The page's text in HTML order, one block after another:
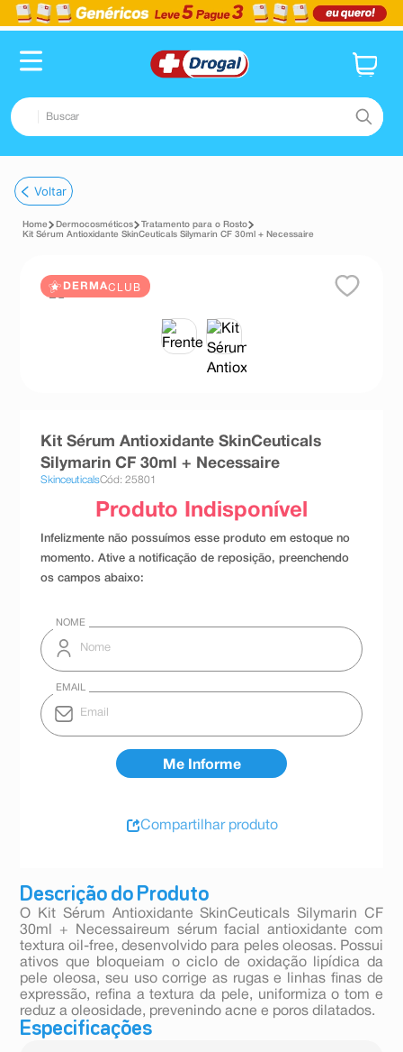
Buscar
1º fralda
2º pampers confort sec max
lenço umedecido
esmalte
10ºabsorvente
Voltar
Dermocosméticos
Tratamento para o Rosto
Kit Sérum Antioxidante SkinCeuticals Silymarin CF 30ml + Necessaire
DERMACLUB
Descrição do Produto
O Kit Sérum Antioxidante SkinCeuticals Silymarin CF
30ml + Necessaireum sérum facial antioxidante com
textura oil-free, desenvolvido para peles oleosas. Possui
ativos que bloqueiam o ciclo de oxidação lipídica da
pele oleosa, seu uso corrige as rugas e linhas finas de
expressão, refina a textura da pele, uniformiza o tom e
reduz a oleosidade, prevenindo acne e poros dilatados.
Especificações
Kit Sérum Antioxidante SkinCeuticals
Silymarin CF 30ml + Necessaire
SkinceuticalsCód: 25801
Compartilhar produto